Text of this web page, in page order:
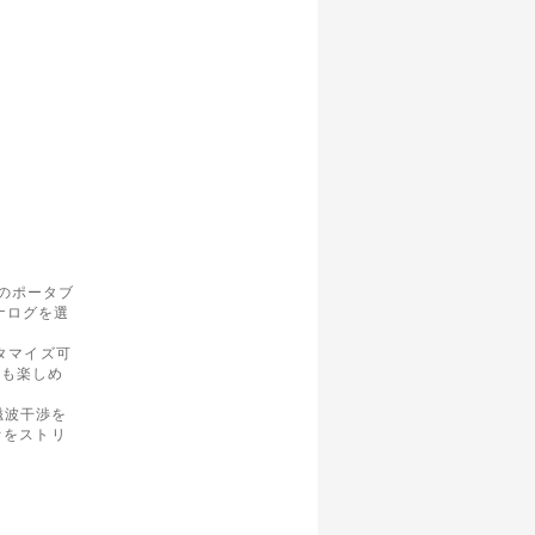
為
送業
ませ
ポータブ
ログを選
マイズ可
楽しめ
干渉を
ストリ